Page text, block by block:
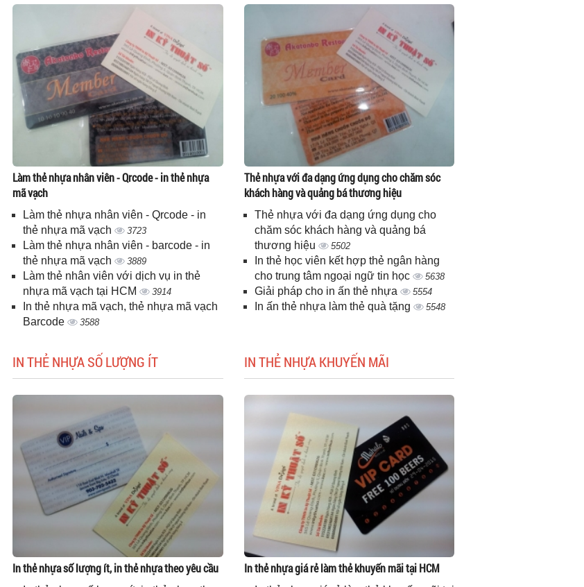
Làm thẻ nhựa nhân viên - Qrcode - in thẻ nhựa
mã vạch
Làm thẻ nhựa nhân viên - Qrcode - in
thẻ nhựa mã vạch
3723
Làm thẻ nhựa nhân viên - barcode - in
thẻ nhựa mã vạch
3889
Làm thẻ nhân viên với dịch vụ in thẻ
nhựa mã vạch tại HCM
3914
In thẻ nhựa mã vạch, thẻ nhựa mã vạch
Barcode
3588
Thẻ nhựa với đa dạng ứng dụng cho chăm sóc
khách hàng và quảng bá thương hiệu
Thẻ nhựa với đa dạng ứng dụng cho
chăm sóc khách hàng và quảng bá
thương hiệu
5502
In thẻ học viên kết hợp thẻ ngân hàng
cho trung tâm ngoại ngữ tin học
5638
Giải pháp cho in ấn thẻ nhựa 5554
In ấn thẻ nhựa làm thẻ quà tặng 5548
IN THẺ NHỰA SỐ LƯỢNG ÍT
In thẻ nhựa số lượng ít, in thẻ nhựa theo yêu cầu
IN THẺ NHỰA KHUYẾN MÃI
In thẻ nhựa giá rẻ làm thẻ khuyến mãi tại HCM